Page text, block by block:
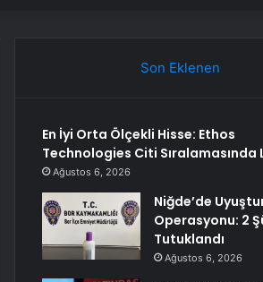
Son Eklenen
En İyi Orta Ölçekli Hisse: Ethos
Technologies Citi Sıralamasında
Ağustos 6, 2026
Niğde’de
Operasyonu: 2
Tutuklandı
Ağustos 6, 2026